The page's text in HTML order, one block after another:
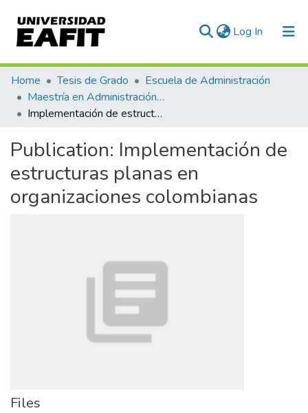
Log In (current)
Communities & Collections
All of DSpace
Home Tesis de Grado
Escuela de Administración
Maestría en Administración - MBA (tesis)
Implementación de estructuras planas en organizaciones colombianas
Publication: Implementación de
estructuras planas en
organizaciones colombianas
Files